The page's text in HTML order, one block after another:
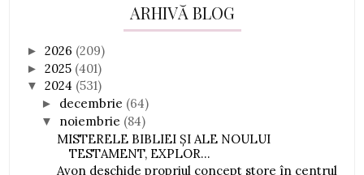
ARHIVĂ BLOG
►2026 (209)
►2025 (401)
▼2024 (531)
► decembrie (64)
▼ noiembrie (84)
MISTERELE BIBLIEI ȘI ALE NOULUI
TESTAMENT, EXPLOR...
Avon deschide propriul concept store în centrul